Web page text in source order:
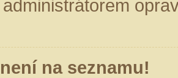
na seznamu!